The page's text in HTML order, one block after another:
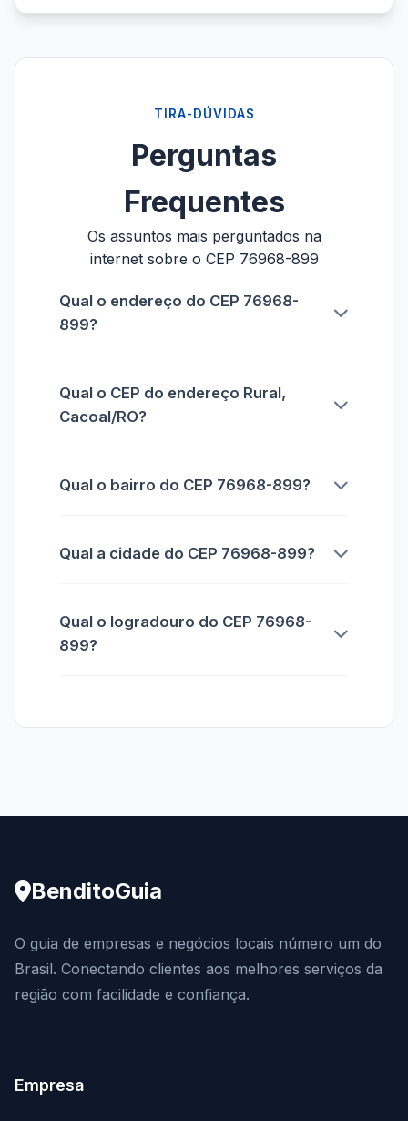
TIRA-DÚVIDAS
Perguntas
Frequentes
Os assuntos mais perguntados na
internet sobre o CEP 76968-899
Qual o endereço do CEP 76968-
899?
Qual o CEP do endereço Rural,
Cacoal/RO?
Qual o bairro do CEP 76968-899?
Qual a cidade do CEP 76968-899?
Qual o logradouro do CEP 76968-
899?
BenditoGuia
O guia de empresas e negócios locais número um do
Brasil. Conectando clientes aos melhores serviços da
região com facilidade e confiança.
Empresa